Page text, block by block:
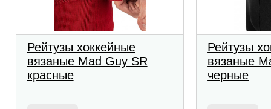
Рейтузы хоккейные
вязаные Mad Guy SR
красные
Рейтузы
вязаные
черные